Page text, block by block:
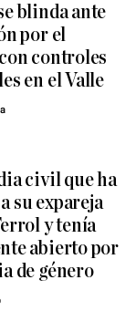
blinda ante
por el
controles
en el Valle
civil que ha
su expareja
y tenía
abierto por
de género